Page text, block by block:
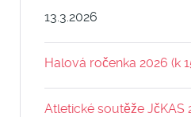
13.3.2026
Halová ročenka 2026 (k
Atletické soutěže JčKAS